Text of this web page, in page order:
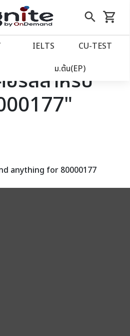
close
search
Skip
to
shopping_cart
รถเข็น
IELTS CU‑TEST
ม.ต้น(EP)
ร์สสำหรับ
anything for 80000177